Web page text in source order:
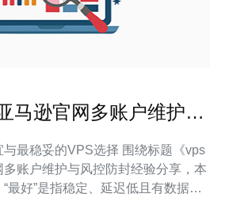
马逊官网多账户维护与
的VPS选择 围绕标题《vps
账户维护与风控防封经验分享，本
最好”是指稳定、延迟低且有数据中